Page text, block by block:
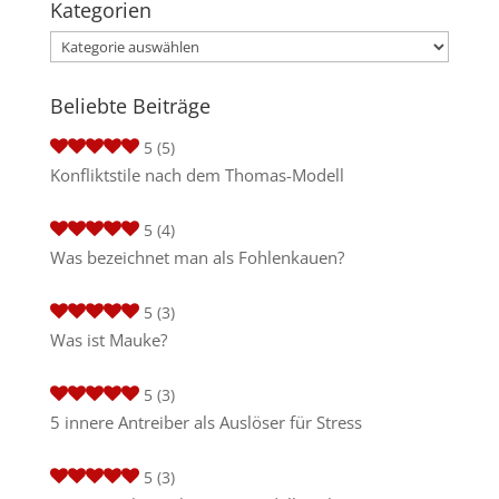
Kategorien
Kategorien
Beliebte Beiträge
5 (5)
Konfliktstile nach dem Thomas-Modell
5 (4)
Was bezeichnet man als Fohlenkauen?
5 (3)
Was ist Mauke?
5 (3)
5 innere Antreiber als Auslöser für Stress
5 (3)